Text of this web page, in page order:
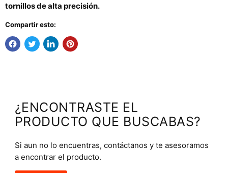
tornillos de alta precisión.
Compartir esto:
¿ENCONTRASTE EL
PRODUCTO QUE BUSCABAS?
Si aun no lo encuentras, contáctanos y te asesoramos
a encontrar el producto.